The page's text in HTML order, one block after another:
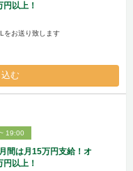
以上！
をお送り致します
む
19:00
間は月15万円支給！オ
以上！